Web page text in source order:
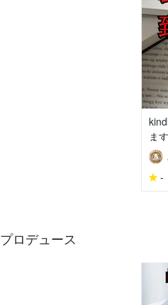
ます
-
プロデュース